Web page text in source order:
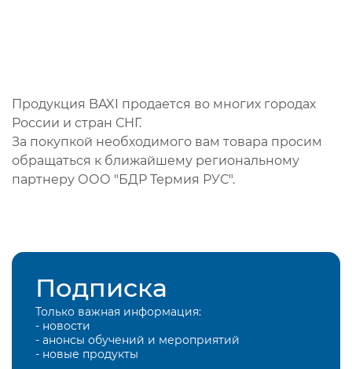
Продукция BAXI продается во многих городах
России и стран СНГ.
За покупкой необходимого вам товара просим
обращаться к ближайшему региональному
партнеру ООО "БДР Термия РУС".
Подписка
Только важная информация:
- новости
- анонсы обучений и мероприятий
- новые продукты